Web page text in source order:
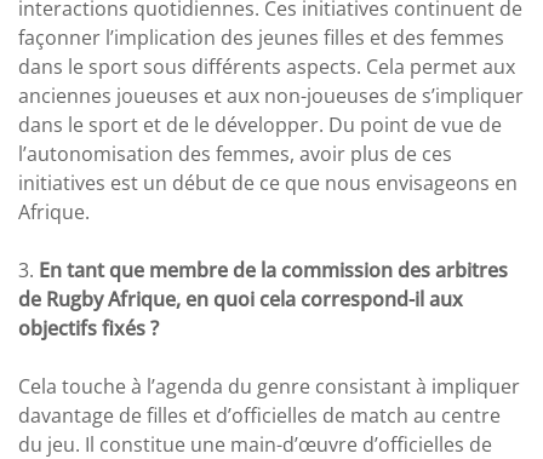
interactions quotidiennes. Ces initiatives continuent de
façonner l’implication des jeunes filles et des femmes
dans le sport sous différents aspects. Cela permet aux
anciennes joueuses et aux non-joueuses de s’impliquer
dans le sport et de le développer. Du point de vue de
l’autonomisation des femmes, avoir plus de ces
initiatives est un début de ce que nous envisageons en
Afrique.
3. En tant que membre de la commission des arbitres
de Rugby Afrique, en quoi cela correspond-il aux
objectifs fixés ?
Cela touche à l’agenda du genre consistant à impliquer
davantage de filles et d’officielles de match au centre
du jeu. Il constitue une main-d’œuvre d’officielles de